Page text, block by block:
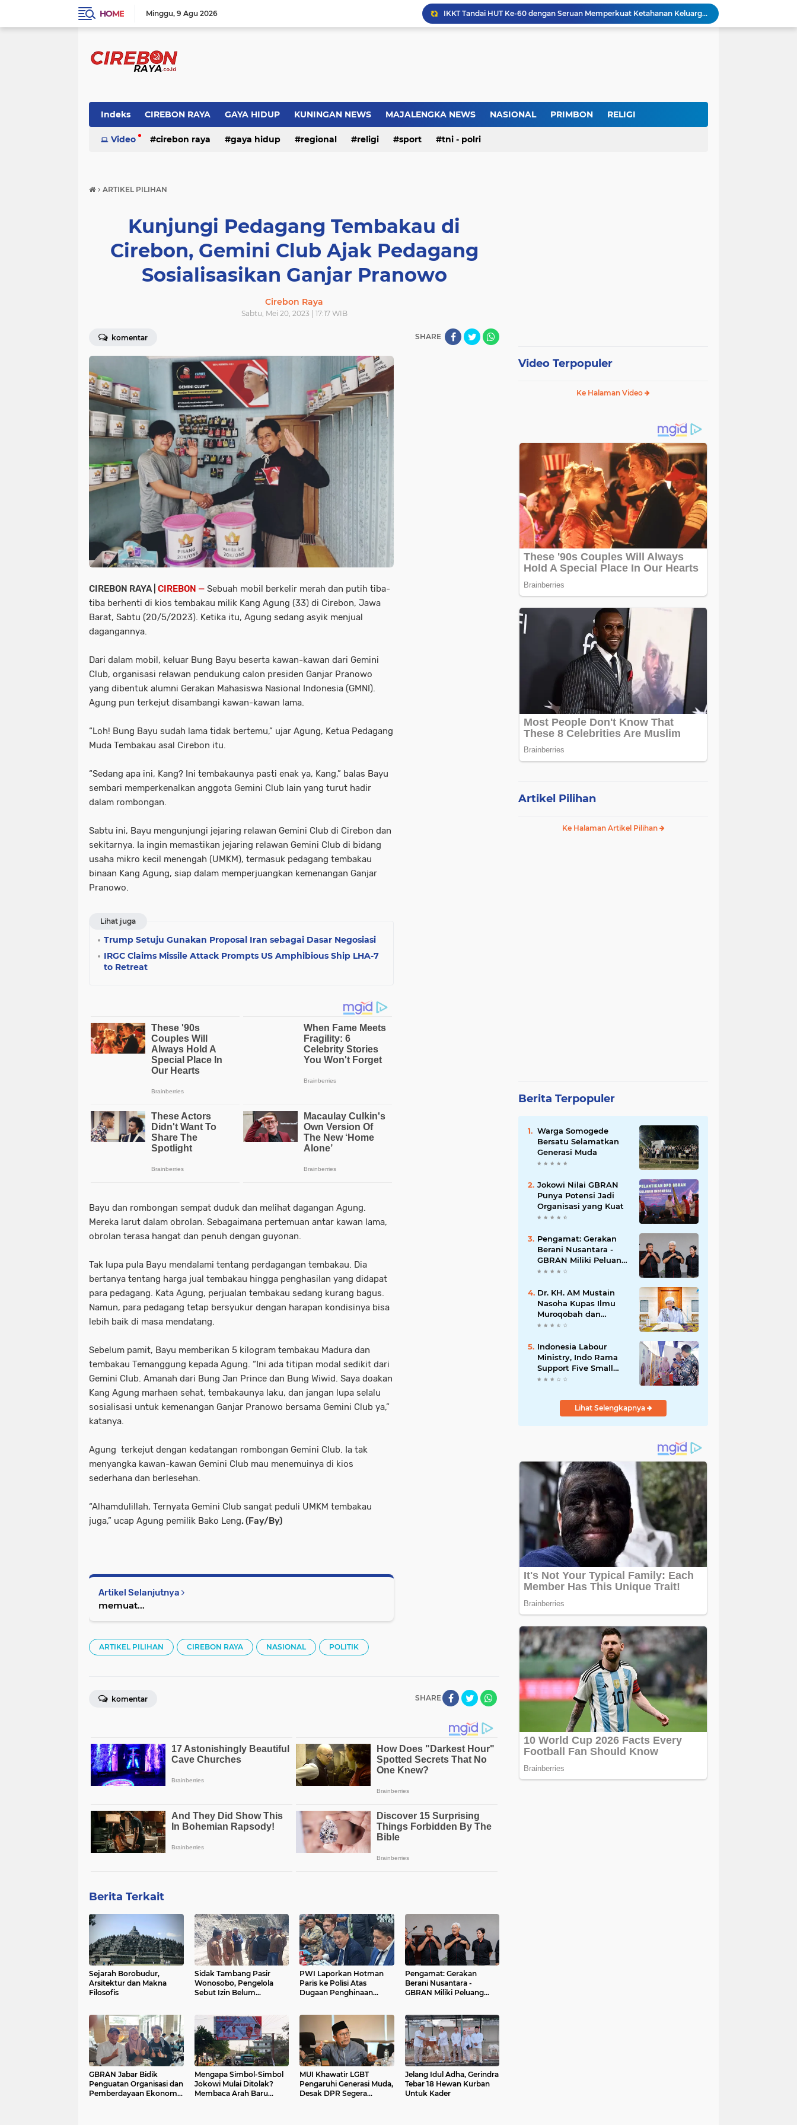
HOME Minggu 9 Agu 2026
IKKT Tandai HUT Ke-60 dengan Seruan Memperkuat Ketahanan Keluarga TNI
Warga Somogede Bersatu Selamatkan Generasi Muda
Jokowi Nilai GBRAN Punya Potensi Jadi Organisasi yang Kuat
Indeks CIREBON RAYA GAYA HIDUP KUNINGAN NEWS MAJALENGKA NEWS NASIONAL PRIMBON RELIGI
Video cirebon raya gaya hidup regional religi sport tni - polri
› ARTIKEL PILIHAN
Kunjungi Pedagang Tembakau di
Cirebon, Gemini Club Ajak Pedagang
Sosialisasikan Ganjar Pranowo
Cirebon Raya
Sabtu, Mei 20, 2023 | 17:17 WIB
komentar SHARE
CIREBON RAYA | CIREBON — Sebuah mobil berkelir merah dan putih tiba-
tiba berhenti di kios tembakau milik Kang Agung (33) di Cirebon, Jawa
Barat, Sabtu (20/5/2023). Ketika itu, Agung sedang asyik menjual
dagangannya.
Dari dalam mobil, keluar Bung Bayu beserta kawan-kawan dari Gemini
Club, organisasi relawan pendukung calon presiden Ganjar Pranowo
yang dibentuk alumni Gerakan Mahasiswa Nasional Indonesia (GMNI).
Agung pun terkejut disambangi kawan-kawan lama.
“Loh! Bung Bayu sudah lama tidak bertemu,” ujar Agung, Ketua Pedagang
Muda Tembakau asal Cirebon itu.
“Sedang apa ini, Kang? Ini tembakaunya pasti enak ya, Kang,” balas Bayu
sembari memperkenalkan anggota Gemini Club lain yang turut hadir
dalam rombongan.
Sabtu ini, Bayu mengunjungi jejaring relawan Gemini Club di Cirebon dan
sekitarnya. Ia ingin memastikan jejaring relawan Gemini Club di bidang
usaha mikro kecil menengah (UMKM), termasuk pedagang tembakau
binaan Kang Agung, siap dalam memperjuangkan kemenangan Ganjar
Pranowo.
Lihat juga
Trump Setuju Gunakan Proposal Iran sebagai Dasar Negosiasi
IRGC Claims Missile Attack Prompts US Amphibious Ship LHA-7
to Retreat
Bayu dan rombongan sempat duduk dan melihat dagangan Agung.
Mereka larut dalam obrolan. Sebagaimana pertemuan antar kawan lama,
obrolan terasa hangat dan penuh dengan guyonan.
Tak lupa pula Bayu mendalami tentang perdagangan tembakau. Dia
bertanya tentang harga jual tembakau hingga penghasilan yang didapat
para pedagang. Kata Agung, perjualan tembakau sedang kurang bagus.
Namun, para pedagang tetap bersyukur dengan harapan kondisinya bisa
lebih baik di masa mendatang.
Sebelum pamit, Bayu memberikan 5 kilogram tembakau Madura dan
tembakau Temanggung kepada Agung. “Ini ada titipan modal sedikit dari
Gemini Club. Amanah dari Bung Jan Prince dan Bung Wiwid. Saya doakan
Kang Agung marhaen sehat, tembakaunya laku, dan jangan lupa selalu
sosialisasi untuk kemenangan Ganjar Pranowo bersama Gemini Club ya,”
katanya.
Agung terkejut dengan kedatangan rombongan Gemini Club. Ia tak
menyangka kawan-kawan Gemini Club mau menemuinya di kios
sederhana dan berlesehan.
“Alhamdulillah, Ternyata Gemini Club sangat peduli UMKM tembakau
juga,” ucap Agung pemilik Bako Leng. (Fay/By)
Artikel Selanjutnya
memuat...
ARTIKEL PILIHAN CIREBON RAYA NASIONAL POLITIK
SHARE
komentar
Berita Terkait
Sejarah Borobudur,
Arsitektur dan Makna
Filosofis
Sidak Tambang Pasir
Wonosobo, Pengelola
Sebut Izin Belum
PWI Laporkan Hotman
Paris ke Polisi Atas
Dugaan Penghinaan
Pengamat: Gerakan
Berani Nusantara -
GBRAN Miliki Peluang
GBRAN Jabar Bidik
Penguatan Organisasi dan
Pemberdayaan Ekonomi
Mengapa Simbol-Simbol
Jokowi Mulai Ditolak?
Membaca Arah Baru
MUI Khawatir LGBT
Pengaruhi Generasi Muda,
Desak DPR Segera
Jelang Idul Adha, Gerindra
Tebar 18 Hewan Kurban
Untuk Kader
Video Terpopuler
Ke Halaman Video
Artikel Pilihan
Ke Halaman Artikel Pilihan
Berita Terpopuler
Warga Somogede
Bersatu Selamatkan
Generasi Muda
Jokowi Nilai GBRAN
Punya Potensi Jadi
Organisasi yang Kuat
Pengamat: Gerakan
Berani Nusantara -
GBRAN Miliki Peluang
Membangun
Dr. KH. AM Mustain
Nasoha Kupas Ilmu
Muroqobah dan
Ma'rifatullah dalam
Ulumuddin
Indonesia Labour
Ministry, Indo Rama
Support Five Small
Businesses in West
Lihat Selengkapnya